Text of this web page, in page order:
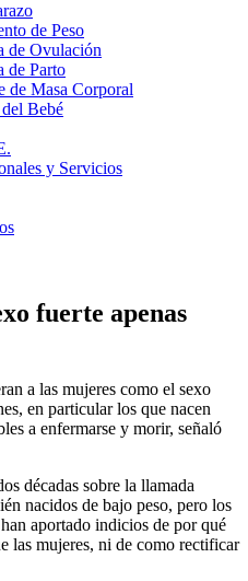
de Peso
de Ovulación
de Parto
de Masa Corporal
Bebé
y Servicios
fuerte apenas
a las mujeres como el sexo
en particular los que nacen
a enfermarse y morir, señaló
décadas sobre la llamada
nacidos de bajo peso, pero los
aportado indicios de por qué
las mujeres, ni de como rectificar